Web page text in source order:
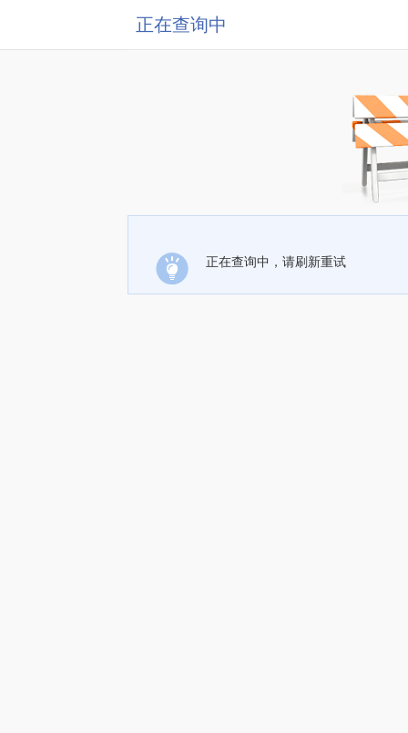
正在查询中
正在查询中，请刷新重试